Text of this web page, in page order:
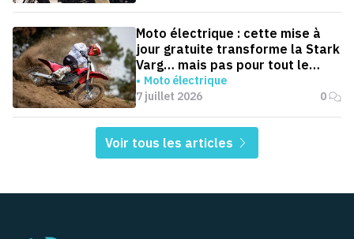
Moto électrique : cette mise à
jour gratuite transforme la Stark
Varg… mais pas pour tout le
monde
Moto électrique
7 juillet 2026
0
Voir tous les articles